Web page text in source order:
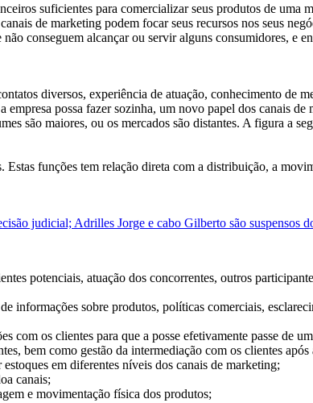
suficientes para comercializar seus produtos de uma
de marketing podem focar seus recursos nos seus
conseguem alcançar ou servir alguns consumidores, e
diversos, experiência de atuação, conhecimento de
empresa possa fazer sozinha, um novo papel dos canais de
são maiores, ou os mercados são distantes. A figura a
Estas funções tem relação direta com a distribuição, a
judicial; Adrilles Jorge e cabo Gilberto são suspensos
potenciais, atuação dos concorrentes, outros
informações sobre produtos, políticas comerciais,
com os clientes para que a posse efetivamente passe de
bem como gestão da intermediação com os clientes após
em diferentes níveis dos canais de marketing;
canais;
e movimentação física dos produtos;